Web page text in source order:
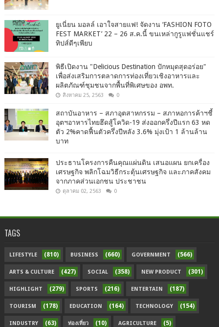
ยูเนี่ยน มอลล์ เอาใจสายแฟ! จัดงาน ‘FASHION FOTO
FEST MARKET’ 22 – 26 ส.ค.นี้ ขนเหล่ากูรูแฟชั่นแชร์
ทิปส์ดีๆเพียบ
พิธีเปิดงาน "Delicious Destination ปักหมุดสุดอร่อย"
เพื่อส่งเสริมการตลาดการท่องเที่ยวเชิงอาหารและ
ผลิตภัณฑ์ชุมชนจากพื้นที่พิเศษของ อพท.
สิงหาคม 25, 2563 0
สถาบันอาหาร – สภาอุตสาหกรรม – สภาหอการค้าฯชี้
อุตฯอาหารไทยฮึดสู้โควิด-19 ส่งออกครึ่งปีแรก 63 หด
ตัว 2%คาดฟื้นตัวครึ่งปีหลัง 3.6% มุ่งเป้า 1 ล้านล้าน
บาท
ประธานโครงการคืนคุณแผ่นดิน เสนอแผน ยกเครื่อง
เศรษฐกิจ พลิกโฉมวิธีกระตุ้นเศรษฐกิจ และภาคสังคม
จากภาคส่วนเอกชน ประชาชน
ตุลาคม 02, 2563 0
TAGS
LIFESTYLE (810) BUSINESS (660) GOVERNMENT (566)
ARTS & CULTURE (427) SOCIAL (358) NEW PRODUCT (301)
HIGHLIGHT (279) SPORTS (216) ENTERTAIN (187)
TOURISM (178) EDUCATION (164) TECHNOLOGY (154)
INDUSTRY (63) ท่องเที่ยว (10) AGRICULTURE (5)